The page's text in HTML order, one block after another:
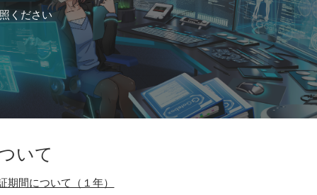
ください
いて
期間について（１年）